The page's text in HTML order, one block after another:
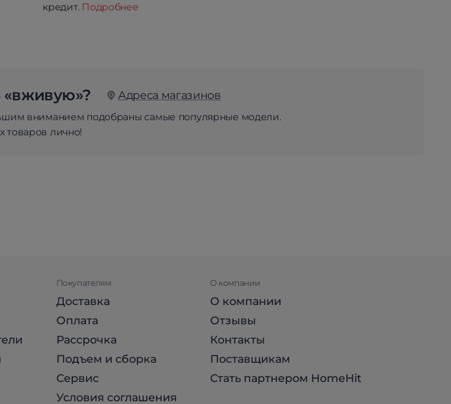
кредит. Подробнее
Адреса магазинов
вниманием подобраны самые популярные модели.
товаров лично!
Покупателям
Доставка
Оплата
Рассрочка
Подъем и сборка
Сервис
Условия соглашения
О компании
О компании
Отзывы
Контакты
Поставщикам
Стать партнером HomeHit